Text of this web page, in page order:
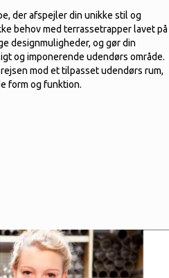
der afspejler din unikke stil og
behov med terrassetrapper lavet på
designmuligheder, og gør din
og imponerende udendørs område.
mod et tilpasset udendørs rum,
form og funktion.